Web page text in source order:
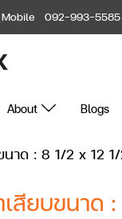
Mobile 092-993-5585
About Blogs
นาด : 8 1/2 x 12
สียบขนาด